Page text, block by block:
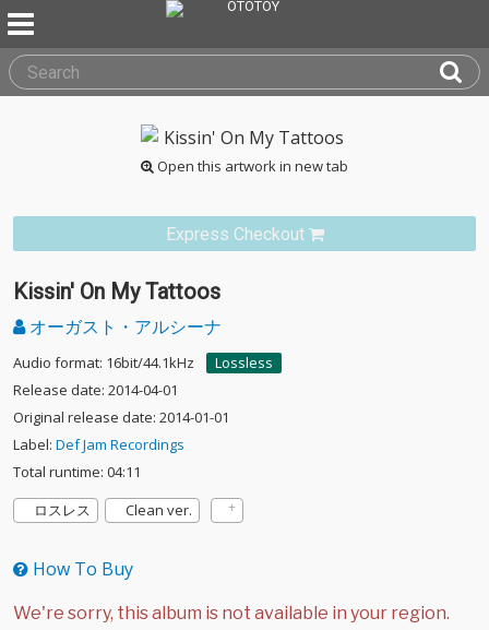
Open this artwork in new tab
Express Checkout
Kissin' On My Tattoos
オーガスト・アルシーナ
Audio format: 16bit/44.1kHz
Lossless
Release date: 2014-04-01
Original release date: 2014-01-01
Label: Def Jam Recordings
Total runtime: 04:11
ロスレス
Clean ver.
How To Buy